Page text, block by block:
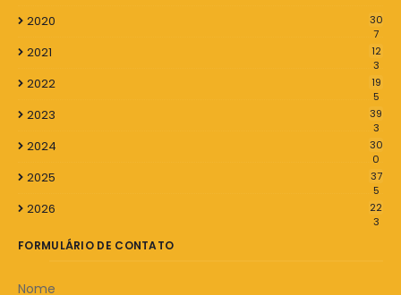
2020
30
7
2021
12
3
2022
19
5
2023
39
3
2024
30
0
2025
37
5
2026
22
3
FORMULÁRIO DE CONTATO
Nome